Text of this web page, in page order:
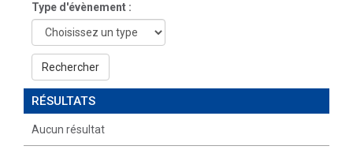
Type d'évènement :
Rechercher
RÉSULTATS
Aucun résultat